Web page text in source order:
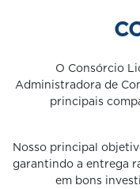
O Consórcio
Administradora de
principais
Nosso principal
garantindo a entrega
em bons